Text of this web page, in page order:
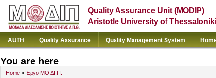
Quality Assurance Unit (MODIP)
Aristotle University of Thessaloniki
AUTH Quality Assurance Quality Management System
You are here
Home » Έργο ΜΟ.ΔΙ.Π.